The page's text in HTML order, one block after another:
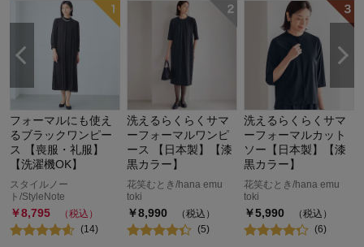
フォーマルにも使え
るブラックワンピー
ス 【喪服・礼服】
【洗濯機OK】
スタイルノー
ト/StyleNote
￥8,795
（税込）
(14)
洗えるらくらくサマ
ーフォーマルワンピ
ース 【日本製】【漆
黒カラー】
花笑むとき/hana emu
toki
￥8,990
（税込）
(5)
洗えるらくらくサマ
ーフォーマルカット
ソー【日本製】【漆
黒カラー】
花笑むとき/hana emu
toki
￥5,990
（税込）
(6)